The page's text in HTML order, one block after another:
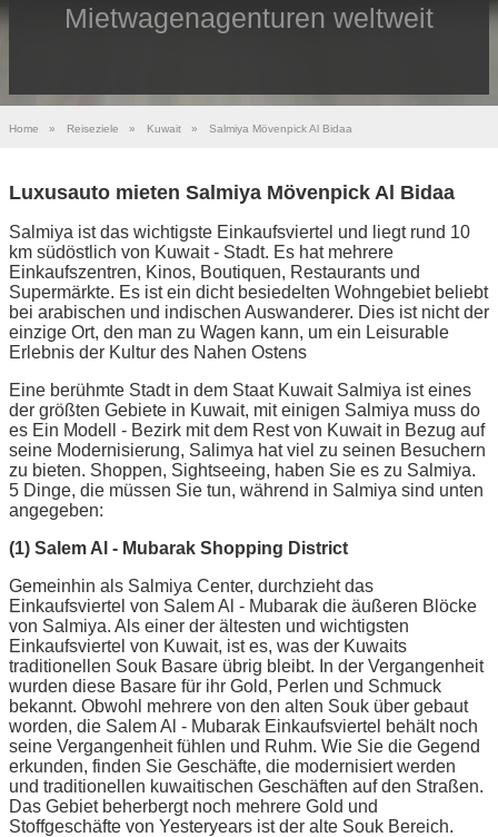
Mietwagenagenturen weltweit
Home » Reiseziele » Kuwait » Salmiya Mövenpick Al Bidaa
Luxusauto mieten Salmiya Mövenpick Al Bidaa
Salmiya ist das wichtigste Einkaufsviertel und liegt rund 10
km südöstlich von Kuwait - Stadt. Es hat mehrere
Einkaufszentren, Kinos, Boutiquen, Restaurants und
Supermärkte. Es ist ein dicht besiedelten Wohngebiet beliebt
bei arabischen und indischen Auswanderer. Dies ist nicht der
einzige Ort, den man zu Wagen kann, um ein Leisurable
Erlebnis der Kultur des Nahen Ostens
Eine berühmte Stadt in dem Staat Kuwait Salmiya ist eines
der größten Gebiete in Kuwait, mit einigen Salmiya muss do
es Ein Modell - Bezirk mit dem Rest von Kuwait in Bezug auf
seine Modernisierung, Salimya hat viel zu seinen Besuchern
zu bieten. Shoppen, Sightseeing, haben Sie es zu Salmiya.
5 Dinge, die müssen Sie tun, während in Salmiya sind unten
angegeben:
(1) Salem Al - Mubarak Shopping District
Gemeinhin als Salmiya Center, durchzieht das
Einkaufsviertel von Salem Al - Mubarak die äußeren Blöcke
von Salmiya. Als einer der ältesten und wichtigsten
Einkaufsviertel von Kuwait, ist es, was der Kuwaits
traditionellen Souk Basare übrig bleibt. In der Vergangenheit
wurden diese Basare für ihr Gold, Perlen und Schmuck
bekannt. Obwohl mehrere von den alten Souk über gebaut
worden, die Salem Al - Mubarak Einkaufsviertel behält noch
seine Vergangenheit fühlen und Ruhm. Wie Sie die Gegend
erkunden, finden Sie Geschäfte, die modernisiert werden
und traditionellen kuwaitischen Geschäften auf den Straßen.
Das Gebiet beherbergt noch mehrere Gold und
Stoffgeschäfte von Yesteryears ist der alte Souk Bereich.